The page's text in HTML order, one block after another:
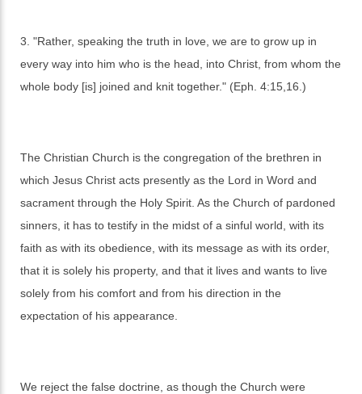
3. "Rather, speaking the truth in love, we are to grow up in
every way into him who is the head, into Christ, from whom the
whole body [is] joined and knit together." (Eph. 4:15,16.)
The Christian Church is the congregation of the brethren in
which Jesus Christ acts presently as the Lord in Word and
sacrament through the Holy Spirit. As the Church of pardoned
sinners, it has to testify in the midst of a sinful world, with its
faith as with its obedience, with its message as with its order,
that it is solely his property, and that it lives and wants to live
solely from his comfort and from his direction in the
expectation of his appearance.
We reject the false doctrine, as though the Church were